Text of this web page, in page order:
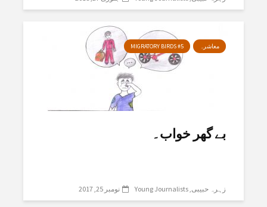
معاشرہ MIGRATORY BIRDS #5
بے گھر خواب۔
زہرہ حبیبی Young Journalists نومبر 25, 2017